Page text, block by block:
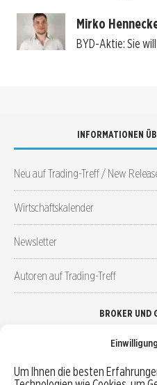
Um Ihnen die besten
Mirko
BYD-Aktie: Sie
INFORMATIONEN
Neu auf Trading-Treff / New
Wirtschaftskalender
Newsletter
Autoren auf Trading-Treff
BROKER UND